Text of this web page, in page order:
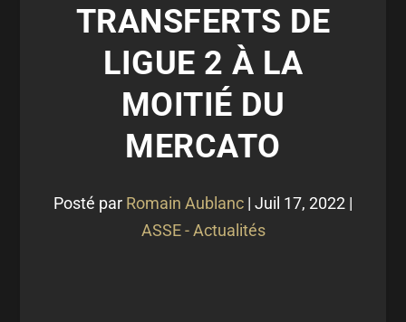
TRANSFERTS DE
LIGUE 2 À LA
MOITIÉ DU
MERCATO
Posté par Romain Aublanc | Juil 17, 2022 |
ASSE - Actualités